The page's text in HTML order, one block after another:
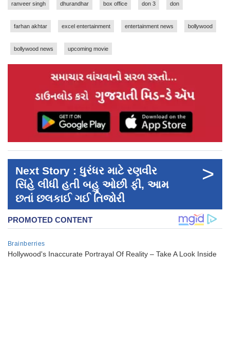
ranveer singh dhurandhar box office don 3 don
farhan akhtar excel entertainment entertainment news bollywood
bollywood news upcoming movie
Next Story : ધુરંધર માટે રણવીર
સિંહે લીધી હતી બહુ ઓછી ફી, આમ
છતાં છલકાઈ ગઈ તિજોરી
>